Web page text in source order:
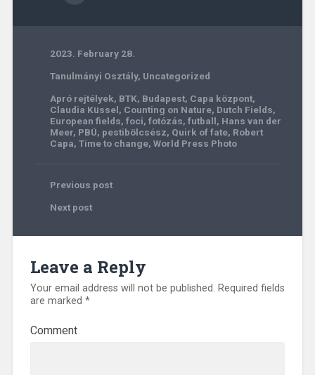
2023. February 28.
Tanulmányi Osztály, Uncategorized
Apró rejtélyek, BTK, Budapest, Capa központ,
Claudia Küssel, Counting on Nature, Dutch Fields,
European fields, foci, fotózás, futball, Hans van der
Meer, PBÚ, pestibölcsész, Quirk of fate, Robert
Capa, Time to change, World Press Photo
Previous post
Next post
Leave a Reply
Your email address will not be published. Required fields
are marked *
Comment